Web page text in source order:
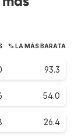
% LA MÁS BARATA
93.3
54.0
26.4